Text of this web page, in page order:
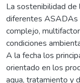
La sostenibilidad de
diferentes ASADAs
complejo,
condiciones
A la fecha los
orientado en los
agua, tratamiento y